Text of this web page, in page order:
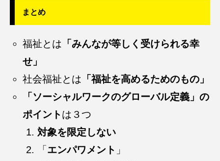
まとめ
福祉とは 「みんなが等しく受けられる幸
せ」
社会福祉とは 「福祉を高めるためのもの」
「ソーシャルワークのグローバル定義」の
ポイント は３つ
対象を限定しない
「エンパワメント 」